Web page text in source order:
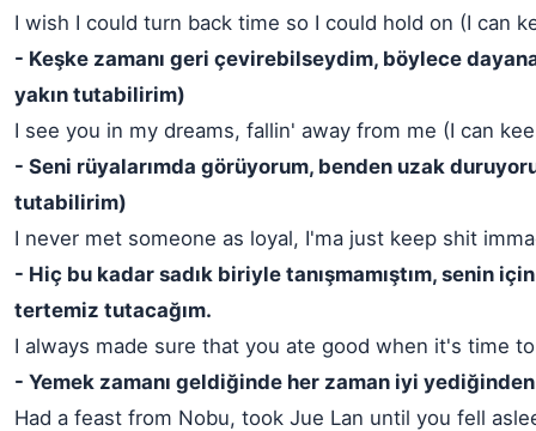
I wish I could turn back time so I could hold on (I can
- Keşke zamanı geri çevirebilseydim, böylece
yakın tutabilirim)
I see you in my dreams, fallin' away from me (I can
- Seni rüyalarımda görüyorum, benden uzak
tutabilirim)
I never met someone as loyal, I'ma just keep shit
- Hiç bu kadar sadık biriyle tanışmamıştım, senin
tertemiz tutacağım.
I always made sure that you ate good when it's time
- Yemek zamanı geldiğinde her zaman iyi
Had a feast from Nobu, took Jue Lan until you fell